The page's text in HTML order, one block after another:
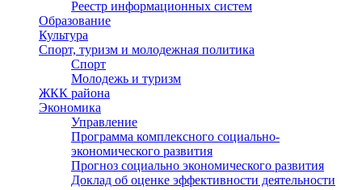
Реестр информационных систем
Образование
Культура
Спорт, туризм и молодежная политика
Спорт
Молодежь и туризм
ЖКК района
Экономика
Управление
Программа комплексного социально-
экономического развития
Прогноз социально экономического развития
Доклад об оценке эффективности деятельности